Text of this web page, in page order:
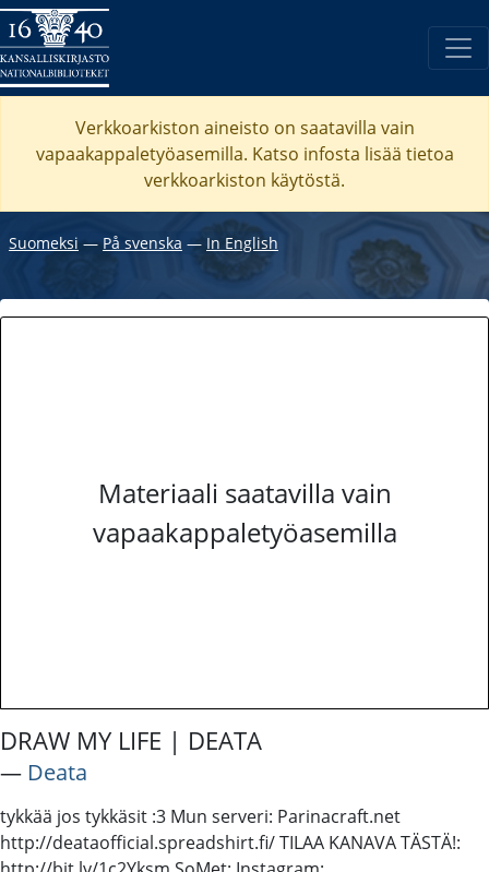
Verkkoarkiston aineisto on saatavilla vain
vapaakappaletyöasemilla. Katso infosta lisää tietoa
verkkoarkiston käytöstä.
Suomeksi ― På svenska ― In English
Materiaali saatavilla vain
vapaakappaletyöasemilla
DRAW MY LIFE | DEATA
― Deata
tykkää jos tykkäsit :3 Mun serveri: Parinacraft.net
http://deataofficial.spreadshirt.fi/ TILAA KANAVA TÄSTÄ!: